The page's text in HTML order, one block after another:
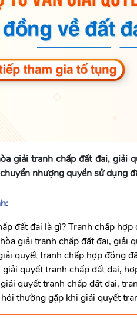
giải tranh chấp đất đai, giải
nhượng quyền sử dụng
đất đai là gì? Tranh chấp hợp
giải tranh chấp đất đai, giải
quyết tranh chấp hợp đồng
giải quyết tranh chấp đất đai,
quyết tranh chấp đất đai,
thường gặp khi giải quyết